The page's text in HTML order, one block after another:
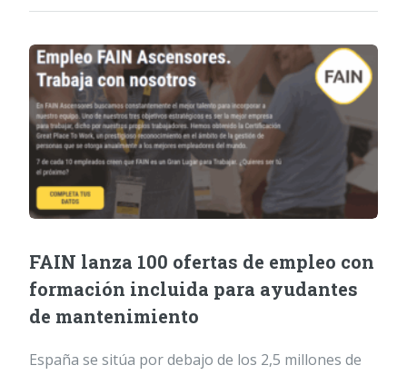
FAIN lanza 100 ofertas de empleo con
formación incluida para ayudantes
de mantenimiento
España se sitúa por debajo de los 2,5 millones de